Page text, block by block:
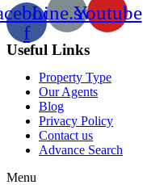
f
Line.svgYoutube
Useful Links
Property Type
Our Agents
Blog
Privacy Policy
Contact us
Advance Search
Menu